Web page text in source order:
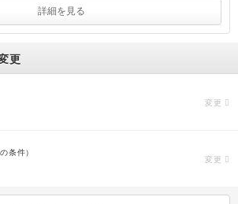
詳細を見る
更
変更
条件）
変更